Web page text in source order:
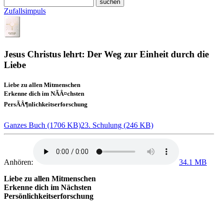
Zufallsimpuls
Jesus Christus lehrt: Der Weg zur Einheit durch die
Liebe
Liebe zu allen Mitmenschen
Erkenne dich im NÃÂ¤chsten
PersÃÂ¶nlichkeitserforschung
Ganzes Buch (1706 KB)23. Schulung (246 KB)
Anhören:
34.1 MB
Liebe zu allen Mitmenschen
Erkenne dich im Nächsten
Persönlichkeitserforschung